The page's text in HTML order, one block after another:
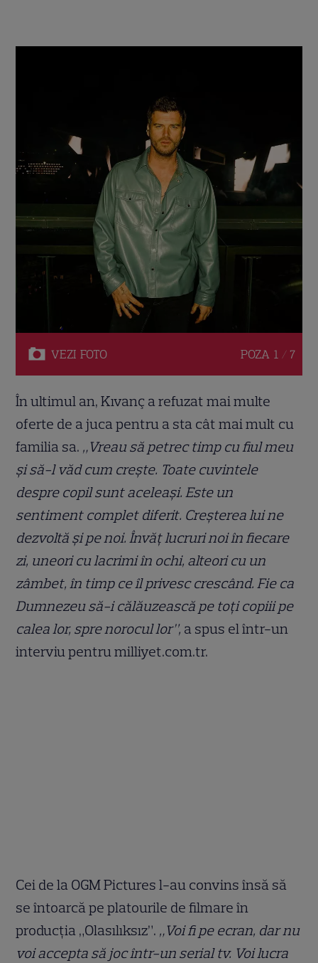
VEZI FOTO POZA 1 / 7
În ultimul an, Kıvanç a refuzat mai multe
oferte de a juca pentru a sta cât mai mult cu
familia sa. „Vreau să petrec timp cu fiul meu
și să-l văd cum crește. Toate cuvintele
despre copil sunt aceleași. Este un
sentiment complet diferit. Creșterea lui ne
dezvoltă și pe noi. Învăț lucruri noi în fiecare
zi, uneori cu lacrimi în ochi, alteori cu un
zâmbet, în timp ce îl privesc crescând. Fie ca
Dumnezeu să-i călăuzească pe toți copiii pe
calea lor, spre norocul lor”, a spus el într-un
interviu pentru milliyet.com.tr.
Cei de la OGM Pictures l-au convins însă să
se întoarcă pe platourile de filmare în
producția „Olasılıksız”. „Voi fi pe ecran, dar nu
voi accepta să joc într-un serial tv. Voi lucra